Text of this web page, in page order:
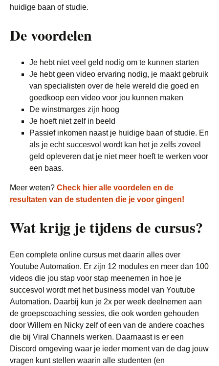
huidige baan of studie.
De voordelen
Je hebt niet veel geld nodig om te kunnen starten
Je hebt geen video ervaring nodig, je maakt gebruik
van specialisten over de hele wereld die goed en
goedkoop een video voor jou kunnen maken
De winstmarges zijn hoog
Je hoeft niet zelf in beeld
Passief inkomen naast je huidige baan of studie. En
als je echt succesvol wordt kan het je zelfs zoveel
geld opleveren dat je niet meer hoeft te werken voor
een baas.
Meer weten? Check hier alle voordelen en de
resultaten van de studenten die je voor gingen!
Wat krijg je tijdens de cursus?
Een complete online cursus met daarin alles over
Youtube Automation. Er zijn 12 modules en meer dan 100
videos die jou stap voor stap meenemen in hoe je
succesvol wordt met het business model van Youtube
Automation. Daarbij kun je 2x per week deelnemen aan
de groepscoaching sessies, die ook worden gehouden
door Willem en Nicky zelf of een van de andere coaches
die bij Viral Channels werken. Daarnaast is er een
Discord omgeving waar je ieder moment van de dag jouw
vragen kunt stellen waarin alle studenten (en